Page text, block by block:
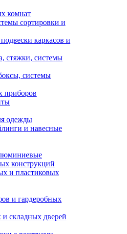
комнат
сортировки и
каркасов и
стяжки, системы
системы
приборов
одежды
и навесные
конструкций
и пластиковых
и гардеробных
складных дверей